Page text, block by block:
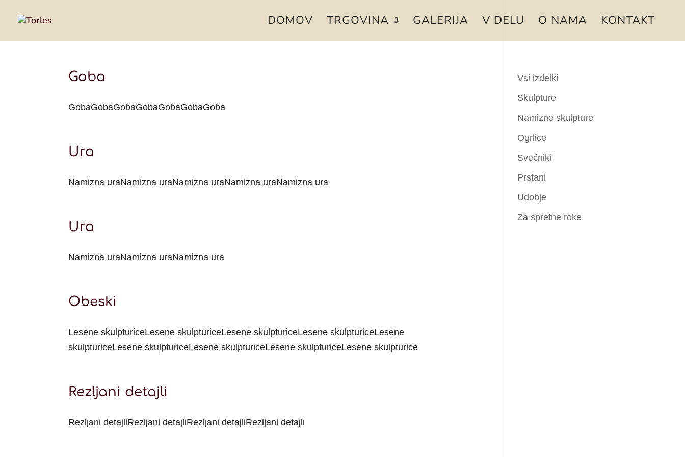
DOMOV TRGOVINA GALERIJA V DELU O NAMA KONTAKT
Goba
GobaGobaGobaGobaGobaGobaGoba
Ura
Namizna uraNamizna uraNamizna uraNamizna uraNamizna ura
Ura
Namizna uraNamizna uraNamizna ura
Obeski
Lesene skulpturiceLesene skulpturiceLesene skulpturiceLesene skulpturiceLesene
skulpturiceLesene skulpturiceLesene skulpturiceLesene skulpturiceLesene skulpturice
Rezljani detajli
Rezljani detajliRezljani detajliRezljani detajliRezljani detajli
Vsi izdelki
Skulpture
Namizne skulpture
Ogrlice
Svečniki
Prstani
Udobje
Za spretne roke